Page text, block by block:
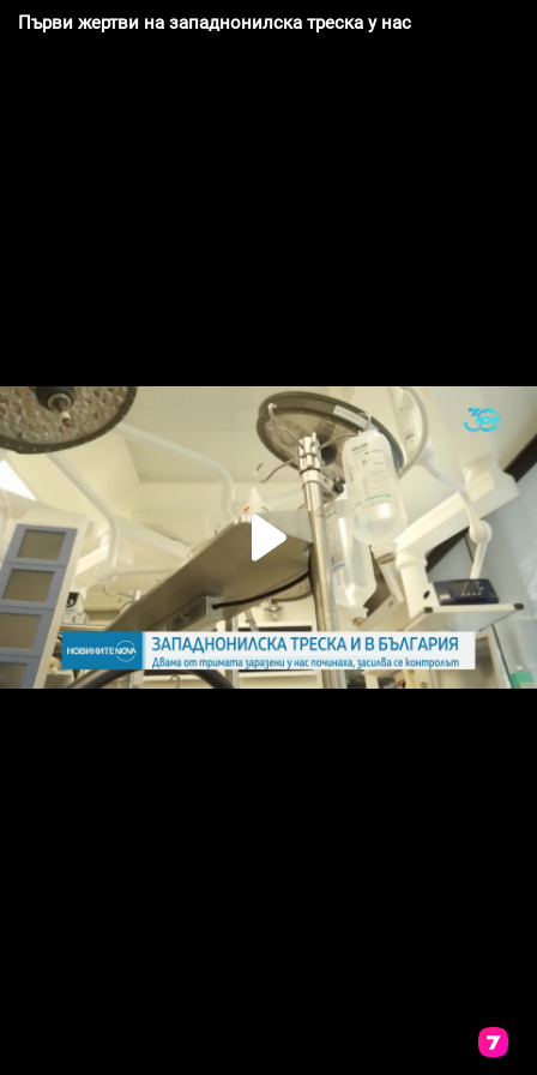
Първи жертви на западнонилска треска у нас